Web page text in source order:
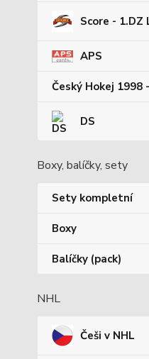
Score - 1.DZ
APS
Český Hokej 1998
DS
Boxy, balíčky, sety
Sety kompletní
Boxy
Balíčky (pack)
NHL
Češi v NHL